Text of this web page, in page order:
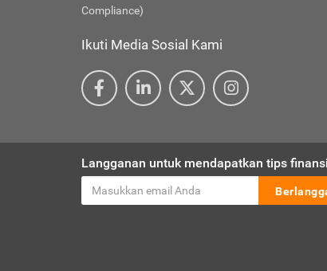
Compliance)
Ikuti Media Sosial Kami
Langganan untuk mendapatkan tips